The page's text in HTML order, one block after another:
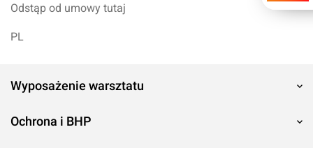
Odstąp od umowy tutaj
PL
Wyposażenie warsztatu
Ochrona i BHP